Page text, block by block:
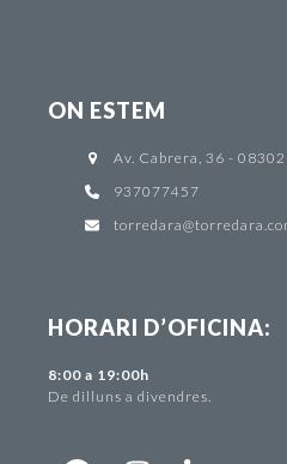
ON ESTEM
Av. Cabrera, 36 -
937077457
HORARI D’OFICINA:
8:00 a 19:00h
De dilluns a divendres.